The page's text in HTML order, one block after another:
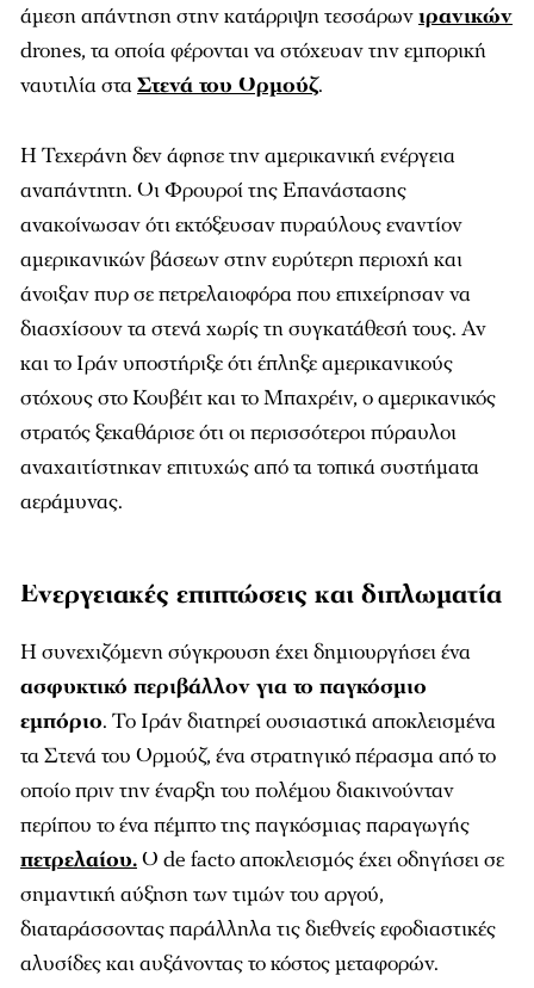
άμεση απάντηση στην κατάρριψη τεσσάρωνιρανικών
drones, τα οποία φέρονται να στόχευαν την εμπορική
ναυτιλία σταΣτενά του Ορμούζ.
Η Τεχεράνη δεν άφησε την αμερικανική ενέργεια
αναπάντητη. Οι Φρουροί της Επανάστασης
ανακοίνωσαν ότι εκτόξευσαν πυραύλους εναντίον
αμερικανικών βάσεων στην ευρύτερη περιοχή και
άνοιξαν πυρ σε πετρελαιοφόρα που επιχείρησαν να
διασχίσουν τα στενά χωρίς τη συγκατάθεσή τους. Αν
και το Ιράν υποστήριξε ότι έπληξε αμερικανικούς
στόχους στο Κουβέιτ και το Μπαχρέιν, ο αμερικανικός
στρατός ξεκαθάρισε ότι οι περισσότεροι πύραυλοι
αναχαιτίστηκαν επιτυχώς από τα τοπικά συστήματα
αεράμυνας.
Ενεργειακές επιπτώσεις και διπλωματία
Η συνεχιζόμενη σύγκρουση έχει δημιουργήσει ένα
ασφυκτικό περιβάλλον για το παγκόσμιο
εμπόριο. Το Ιράν διατηρεί ουσιαστικά αποκλεισμένα
τα Στενά του Ορμούζ, ένα στρατηγικό πέρασμα από το
οποίο πριν την έναρξη του πολέμου διακινούνταν
περίπου το ένα πέμπτο της παγκόσμιας παραγωγής
πετρελαίου.Ο de facto αποκλεισμός έχει οδηγήσει σε
σημαντική αύξηση των τιμών του αργού,
διαταράσσοντας παράλληλα τις διεθνείς εφοδιαστικές
αλυσίδες και αυξάνοντας το κόστος μεταφορών.